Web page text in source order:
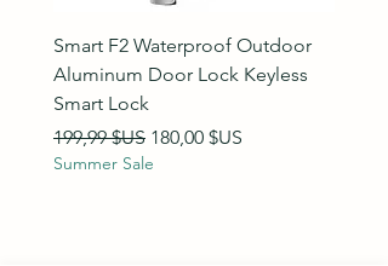
Smart F2 Waterproof Outdoor
Aluminum Door Lock Keyless
Smart Lock
Prix original
199,99 $US Prix promotionnel
180,00 $US
Summer Sale